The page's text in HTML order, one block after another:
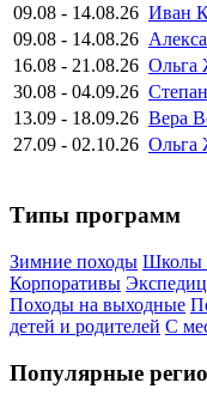
09.08 - 14.08.26 Иван
09.08 - 14.08.26
16.08 - 21.08.26 Ольга
30.08 - 04.09.26
13.09 - 18.09.26 Вера
27.09 - 02.10.26 Ольга
Типы программ
Зимние походы Школы
Корпоративы
Походы на выходные
детей и родителей С
Популярные